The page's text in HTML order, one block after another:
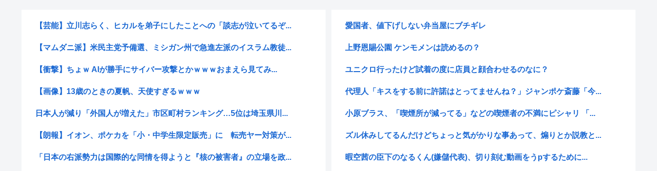
【芸能】立川志らく、ヒカルを弟子にしたことへの「談志が泣いてるぞ...
【マムダニ派】米民主党予備選、ミシガン州で急進左派のイスラム教徒...
【衝撃】ちょｗ AIが勝手にサイバー攻撃とかｗｗｗおまえら見てみ...
【画像】13歳のときの夏帆、天使すぎるｗｗｗ
日本人が減り「外国人が増えた」市区町村ランキング…5位は埼玉県川...
【朗報】イオン、ポケカを「小・中学生限定販売」に 転売ヤー対策が...
「日本の右派勢力は国際的な同情を得ようと『核の被害者』の立場を政...
愛国者、値下げしない弁当屋にブチギレ
上野恩賜公園 ケンモメンは読めるの？
ユニクロ行ったけど試着の度に店員と顔合わせるのなに？
代理人「キスをする前に許諾はとってませんね？」ジャンポケ斎藤「今...
小原ブラス、「喫煙所が減ってる」などの喫煙者の不満にピシャリ 「...
ズル休みしてるんだけどちょっと気がかりな事あって、煽りとか説教と...
暇空茜の臣下のなるくん(嫌儲代表)、切り刻む動画をうpするために...